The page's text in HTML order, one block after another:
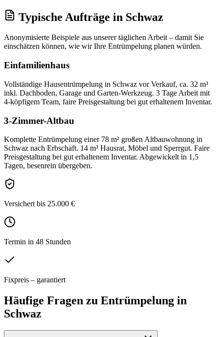
Typische Aufträge in Schwaz
Anonymisierte Beispiele aus unserer täglichen Arbeit – damit Sie
einschätzen können, wie wir Ihre Entrümpelung planen würden.
Einfamilienhaus
Vollständige Hausentrümpelung in Schwaz vor Verkauf, ca. 32 m³
inkl. Dachboden, Garage und Garten-Werkzeug. 3 Tage Arbeit mit
4-köpfigem Team, faire Preisgestaltung bei gut erhaltenem Inventar.
3-Zimmer-Altbau
Komplette Entrümpelung einer 78 m² großen Altbauwohnung in
Schwaz nach Erbschaft. 14 m³ Hausrat, Möbel und Sperrgut. Faire
Preisgestaltung bei gut erhaltenem Inventar. Abgewickelt in 1,5
Tagen, besenrein übergeben.
Versichert bis 25.000 €
Termin in 48 Stunden
Fixpreis – garantiert
Häufige Fragen zu Entrümpelung in
Schwaz